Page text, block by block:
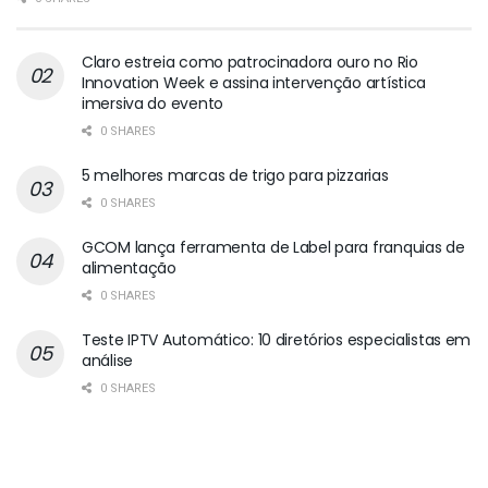
Claro estreia como patrocinadora ouro no Rio
Innovation Week e assina intervenção artística
imersiva do evento
0 SHARES
5 melhores marcas de trigo para pizzarias
0 SHARES
GCOM lança ferramenta de Label para franquias de
alimentação
0 SHARES
Teste IPTV Automático: 10 diretórios especialistas em
análise
0 SHARES